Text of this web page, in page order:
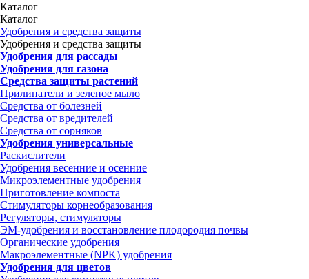
Каталог
Каталог
Удобрения и средства защиты
Удобрения и средства защиты
Удобрения для рассады
Удобрения для газона
Средства защиты растений
Прилипатели и зеленое мыло
Средства от болезней
Средства от вредителей
Средства от сорняков
Удобрения универсальные
Раскислители
Удобрения весенние и осенние
Микроэлементные удобрения
Приготовление компоста
Стимуляторы корнеобразования
Регуляторы, стимуляторы
ЭМ-удобрения и восстановление плодородия почвы
Органические удобрения
Макроэлементные (NPK) удобрения
Удобрения для цветов